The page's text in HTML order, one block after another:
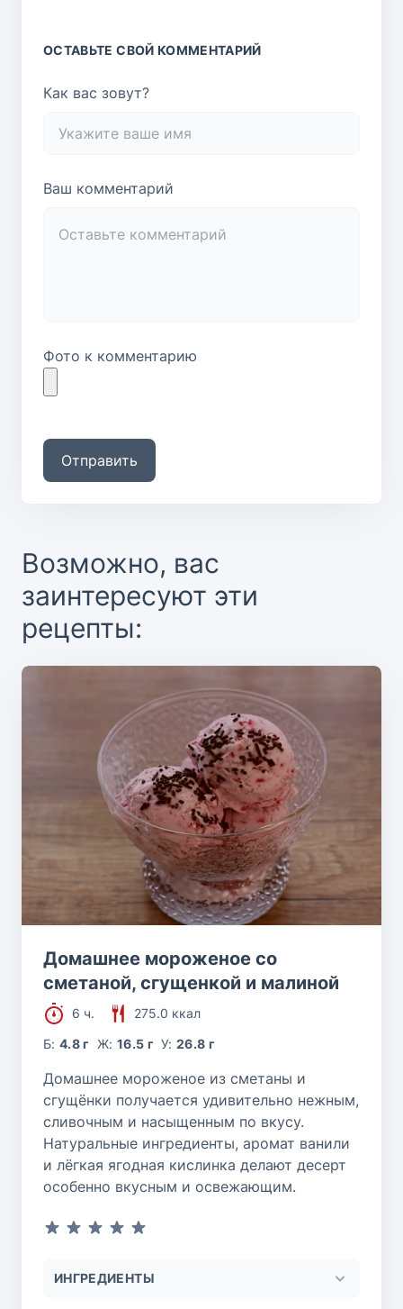
ОСТАВЬТЕ СВОЙ КОММЕНТАРИЙ
Как вас зовут?
Ваш комментарий
Фото к комментарию
Отправить
Возможно, вас
заинтересуют эти
рецепты:
Домашнее мороженое со
сметаной, сгущенкой и малиной
6 ч.
275.0 ккал
Б:4.8 г Ж: 16.5 г У:26.8 г
Домашнее мороженое из сметаны и
сгущёнки получается удивительно нежным,
сливочным и насыщенным по вкусу.
Натуральные ингредиенты, аромат ванили
и лёгкая ягодная кислинка делают десерт
особенно вкусным и освежающим.
ИНГРЕДИЕНТЫ